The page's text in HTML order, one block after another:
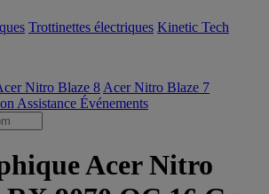
Trottinettes électriques Kinetic Tech
Nitro Blaze 8 Acer Nitro Blaze 7
Assistance Événements
Acer Nitro